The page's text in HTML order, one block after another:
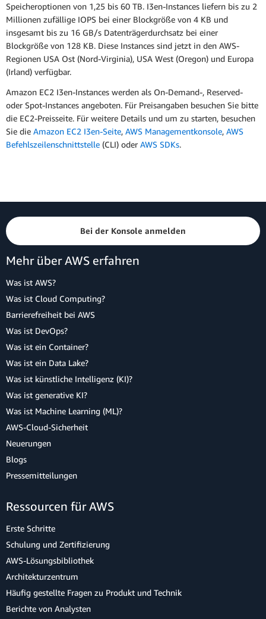
Speicheroptionen von 1,25 bis 60 TB. I3en-Instances liefern bis zu 2
Millionen zufällige IOPS bei einer Blockgröße von 4 KB und
insgesamt bis zu 16 GB/s Datenträgerdurchsatz bei einer
Blockgröße von 128 KB. Diese Instances sind jetzt in den AWS-
Regionen USA Ost (Nord-Virginia), USA West (Oregon) und Europa
(Irland) verfügbar.
Amazon EC2 I3en-Instances werden als On-Demand-, Reserved-
oder Spot-Instances angeboten. Für Preisangaben besuchen Sie bitte
die EC2-Preisseite. Für weitere Details und um zu starten, besuchen
Sie die Amazon EC2 I3en-Seite, AWS Managementkonsole, AWS
Befehlszeilenschnittstelle (CLI) oder AWS SDKs.
Bei der Konsole anmelden
Mehr über AWS erfahren
Was ist AWS?
Was ist Cloud Computing?
Barrierefreiheit bei AWS
Was ist DevOps?
Was ist ein Container?
Was ist ein Data Lake?
Was ist künstliche Intelligenz (KI)?
Was ist generative KI?
Was ist Machine Learning (ML)?
AWS-Cloud-Sicherheit
Neuerungen
Blogs
Pressemitteilungen
Ressourcen für AWS
Erste Schritte
Schulung und Zertifizierung
AWS-Lösungsbibliothek
Architekturzentrum
Häufig gestellte Fragen zu Produkt und Technik
Berichte von Analysten